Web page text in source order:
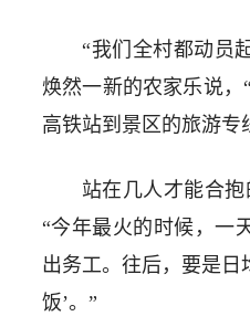
“我们全村都动员
焕然一新的农家乐说
高铁站到景区的旅游专
站在几人才能合
“今年最火的时候，一
出务工。往后，要是日
饭’。”